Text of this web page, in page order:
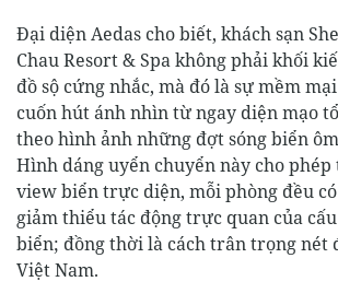
Đại diện Aedas cho biết, khách sạn
Chau Resort & Spa không phải khối
đồ sộ cứng nhắc, mà đó là sự mềm
cuốn hút ánh nhìn từ ngay diện mạo
theo hình ảnh những đợt sóng biển
Hình dáng uyển chuyển này cho phép
view biển trực diện, mỗi phòng đều
giảm thiểu tác động trực quan của
biển; đồng thời là cách trân trọng nét
Việt Nam.